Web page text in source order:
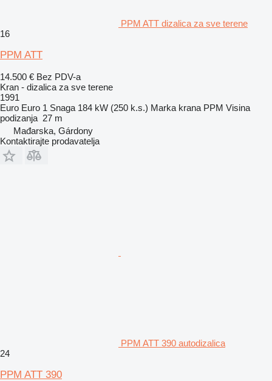
PPM ATT dizalica za sve terene
16
PPM ATT
14.500 € Bez PDV-a
Kran - dizalica za sve terene
1991
Euro Euro 1 Snaga 184 kW (250 k.s.) Marka krana PPM Visina
podizanja 27 m
Mađarska, Gárdony
Kontaktirajte prodavatelja
PPM ATT 390 autodizalica
24
PPM ATT 390